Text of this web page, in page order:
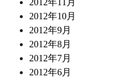
2012年10月
2012年9月
2012年8月
2012年7月
2012年6月